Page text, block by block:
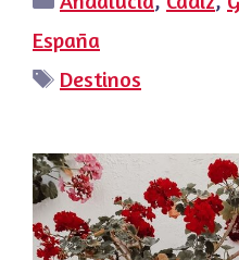
España
Etiquetas
Destinos